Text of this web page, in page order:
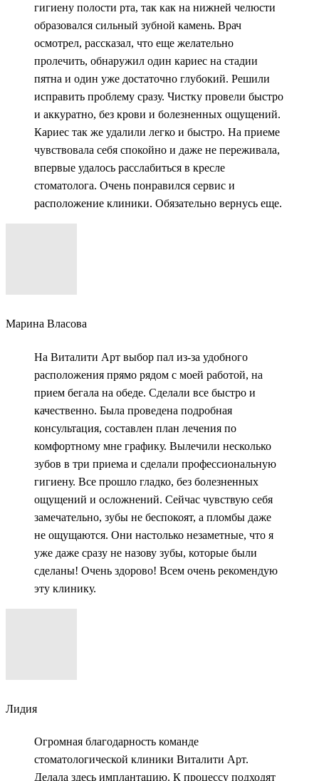
гигиену полости рта, так как на нижней челюсти
образовался сильный зубной камень. Врач
осмотрел, рассказал, что еще желательно
пролечить, обнаружил один кариес на стадии
пятна и один уже достаточно глубокий. Решили
исправить проблему сразу. Чистку провели быстро
и аккуратно, без крови и болезненных ощущений.
Кариес так же удалили легко и быстро. На приеме
чувствовала себя спокойно и даже не переживала,
впервые удалось расслабиться в кресле
стоматолога. Очень понравился сервис и
расположение клиники. Обязательно вернусь еще.
Марина Власова
На Виталити Арт выбор пал из-за удобного
расположения прямо рядом с моей работой, на
прием бегала на обеде. Сделали все быстро и
качественно. Была проведена подробная
консультация, составлен план лечения по
комфортному мне графику. Вылечили несколько
зубов в три приема и сделали профессиональную
гигиену. Все прошло гладко, без болезненных
ощущений и осложнений. Сейчас чувствую себя
замечательно, зубы не беспокоят, а пломбы даже
не ощущаются. Они настолько незаметные, что я
уже даже сразу не назову зубы, которые были
сделаны! Очень здорово! Всем очень рекомендую
эту клинику.
Лидия
Огромная благодарность команде
стоматологической клиники Виталити Арт.
Делала здесь имплантацию. К процессу подходят